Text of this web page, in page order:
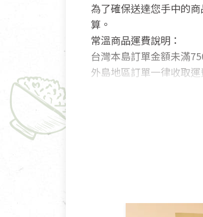
為了確保送達您手中的
算。
常溫商品運費說明：
台灣本島訂單金額未滿
外島地區訂單一律收取運
若您購買的商品有下列
一般皆可申請退換貨。